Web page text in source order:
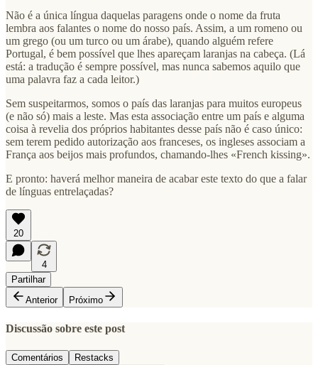
Não é a única língua daquelas paragens onde o nome da fruta
lembra aos falantes o nome do nosso país. Assim, a um romeno ou
um grego (ou um turco ou um árabe), quando alguém refere
Portugal, é bem possível que lhes apareçam laranjas na cabeça. (Lá
está: a tradução é sempre possível, mas nunca sabemos aquilo que
uma palavra faz a cada leitor.)
Sem suspeitarmos, somos o país das laranjas para muitos europeus
(e não só) mais a leste. Mas esta associação entre um país e alguma
coisa à revelia dos próprios habitantes desse país não é caso único:
sem terem pedido autorização aos franceses, os ingleses associam a
França aos beijos mais profundos, chamando-lhes «French kissing».
E pronto: haverá melhor maneira de acabar este texto do que a falar
de línguas entrelaçadas?
20
4
Partilhar
Anterior
Próximo
Discussão sobre este post
Comentários Restacks